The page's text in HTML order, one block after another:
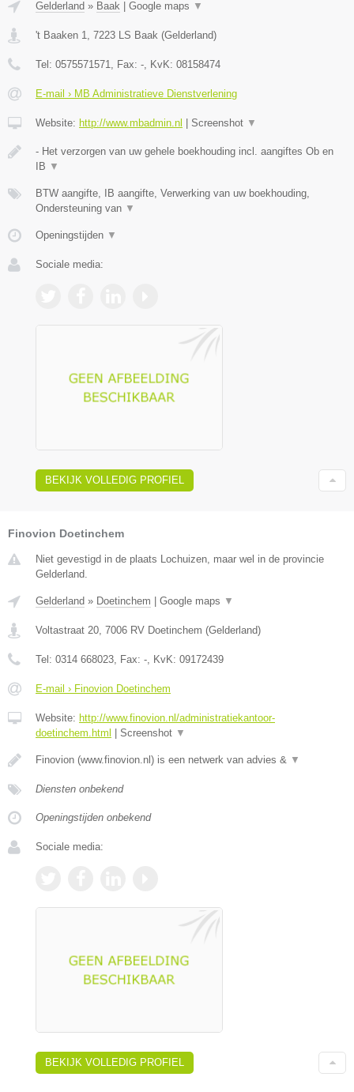
Gelderland » Baak Google maps ▼
't Baaken 1, 7223 LS Baak (Gelderland)
Tel: 0575571571, Fax: -, KvK: 08158474
E-mail › MB Administratieve Dienstverlening
Website: http://www.mbadmin.nl Screenshot ▼
- Het verzorgen van uw gehele boekhouding incl. aangiftes Ob en
IB ▼
BTW aangifte, IB aangifte, Verwerking van uw boekhouding,
Ondersteuning van ▼
Openingstijden ▼
Sociale media:
BEKIJK VOLLEDIG PROFIEL
Finovion Doetinchem
Niet gevestigd in de plaats Lochuizen, maar wel in de provincie
Gelderland.
Gelderland » Doetinchem Google maps ▼
Voltastraat 20, 7006 RV Doetinchem (Gelderland)
Tel: 0314 668023, Fax: -, KvK: 09172439
E-mail › Finovion Doetinchem
Website: http://www.finovion.nl/administratiekantoor-
doetinchem.html
Screenshot ▼
Finovion (www.finovion.nl) is een netwerk van advies & ▼
Diensten onbekend
Openingstijden onbekend
Sociale media:
BEKIJK VOLLEDIG PROFIEL